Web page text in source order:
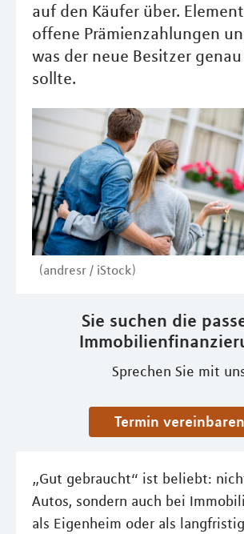
auf den Käufer über.
offene Prämienzahlungen
was der neue Besitzer
sollte.
(andresr / iStock)
Sie suchen die
Sprechen Sie mit
Termin vereinbaren
„Gut gebraucht“ ist beliebt:
Autos, sondern auch bei
als Eigenheim oder als